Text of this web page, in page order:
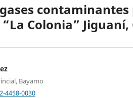
Colonia”
Bayamo
4458-0030